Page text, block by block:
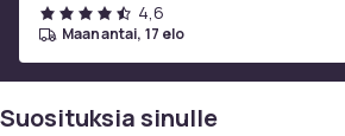
4,6
maanantai, 17 elo
Suosituksia sinulle